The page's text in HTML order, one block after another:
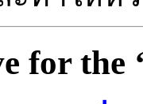
for the